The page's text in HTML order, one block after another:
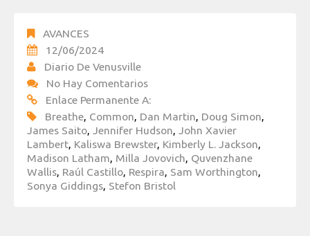
AVANCES
12/06/2024
Diario De Venusville
No Hay Comentarios
Enlace Permanente A:
Breathe, Common, Dan Martin, Doug Simon,
James Saito, Jennifer Hudson, John Xavier
Lambert, Kaliswa Brewster, Kimberly L. Jackson,
Madison Latham, Milla Jovovich, Quvenzhane
Wallis, Raúl Castillo, Respira, Sam Worthington,
Sonya Giddings, Stefon Bristol